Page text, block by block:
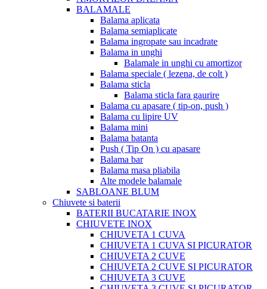
BALAMALE
Balama aplicata
Balama semiaplicate
Balama ingropate sau incadrate
Balama in unghi
Balamale in unghi cu amortizor
Balama speciale ( lezena, de colt )
Balama sticla
Balama sticla fara gaurire
Balama cu apasare ( tip-on, push )
Balama cu lipire UV
Balama mini
Balama batanta
Push ( Tip On ) cu apasare
Balama bar
Balama masa pliabila
Alte modele balamale
SABLOANE BLUM
Chiuvete si baterii
BATERII BUCATARIE INOX
CHIUVETE INOX
CHIUVETA 1 CUVA
CHIUVETA 1 CUVA SI PICURATOR
CHIUVETA 2 CUVE
CHIUVETA 2 CUVE SI PICURATOR
CHIUVETA 3 CUVE